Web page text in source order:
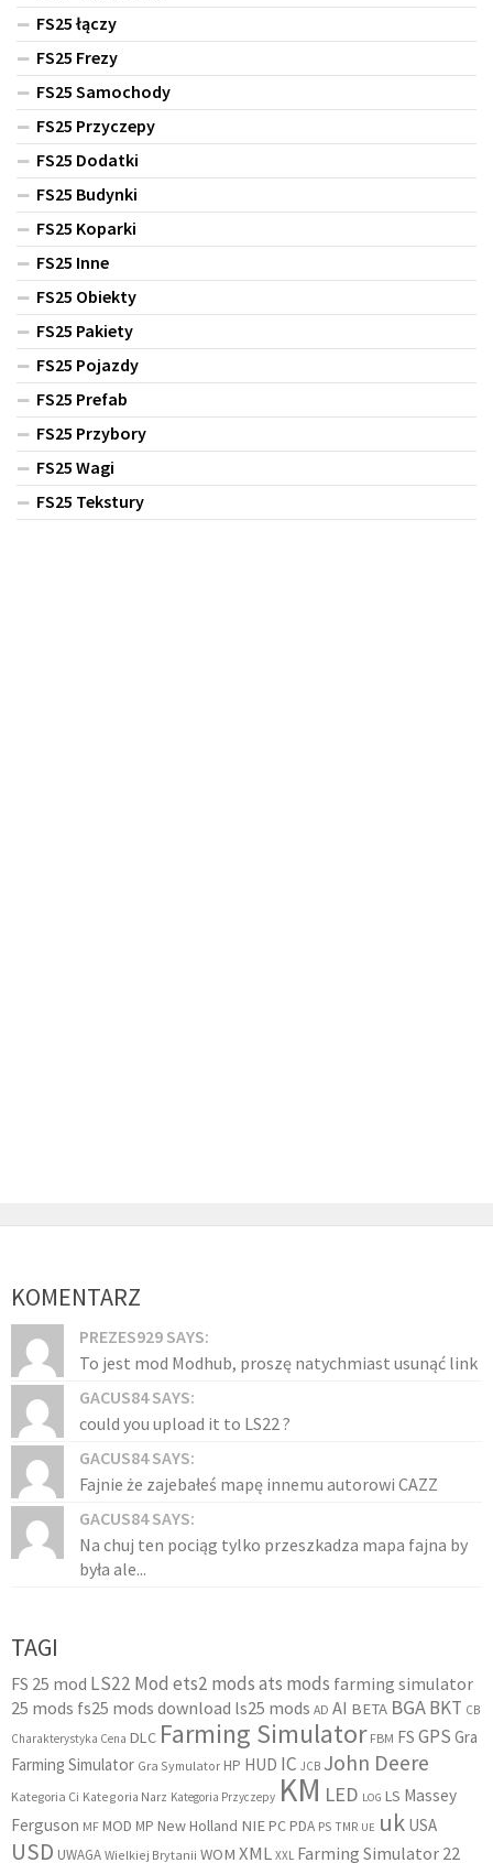
FS25 łączy
FS25 Frezy
FS25 Samochody
FS25 Przyczepy
FS25 Dodatki
FS25 Budynki
FS25 Koparki
FS25 Inne
FS25 Obiekty
FS25 Pakiety
FS25 Pojazdy
FS25 Prefab
FS25 Przybory
FS25 Wagi
FS25 Tekstury
KOMENTARZ
PREZES929 SAYS:
To jest mod Modhub, proszę natychmiast usunąć link
GACUS84 SAYS:
could you upload it to LS22 ?
GACUS84 SAYS:
Fajnie że zajebałeś mapę innemu autorowi CAZZ
GACUS84 SAYS:
Na chuj ten pociąg tylko przeszkadza mapa fajna by
była ale...
TAGI
FS 25 mod LS22 Mod ets2 modsats mods farming simulator
25 mods fs25 mods download ls25 mods AD AI BETA BGABKT CB
Charakterystyka Cena DLC Farming Simulator FBM FS GPS Gra
Farming Simulator Gra Symulator HP HUD IC JCB John Deere
Kategoria Ci Kategoria Narz Kategoria Przyczepy KM LED LOG LS Massey
Ferguson MF MOD MP New Holland NIEPCPDA PS TMR UE uk USA
USD UWAGA Wielkiej Brytanii WOM XML XXL Farming Simulator 22